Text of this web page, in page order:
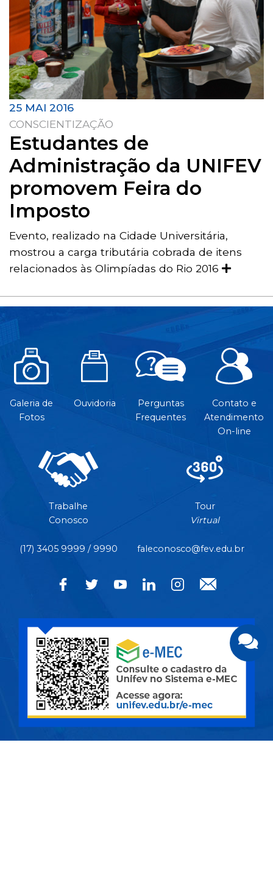
25 MAI 2016
CONSCIENTIZAÇÃO
Estudantes de
Administração da UNIFEV
promovem Feira do
Imposto
Evento, realizado na Cidade Universitária,
mostrou a carga tributária cobrada de itens
relacionados às Olimpíadas do Rio 2016
Galeria de
Fotos
Ouvidoria
Perguntas
Frequentes
Contato e
Atendimento
On-line
Trabalhe
Conosco
Tour
Virtual
(17) 3405 9999 / 9990 faleconosco@fev.edu.br